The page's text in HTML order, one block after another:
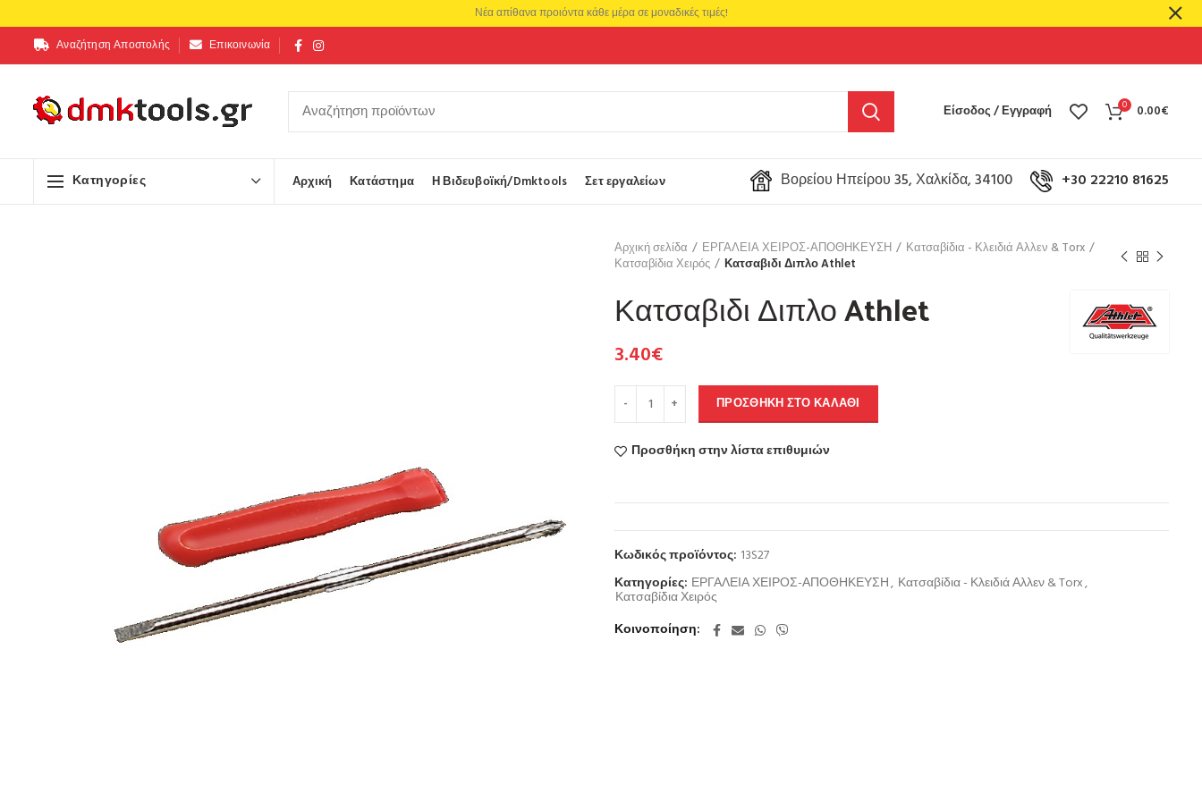
Αναζήτηση Αποστολής Επικοινωνία
Είσοδος / Εγγραφή 0 0.00€
Κατηγορίες Αρχική Κατάστημα Η Βιδευβοϊκή/Dmktools Σετ εργαλείων Βορείου Ηπείρου 35, Χαλκίδα, 34100 +30 22210 81625
Αρχική σελίδα ΕΡΓΑΛΕΙΑ ΧΕΙΡΟΣ-ΑΠΟΘΗΚΕΥΣΗ
Κατσαβίδια - Κλειδιά Αλλεν & Torx
Κατσαβίδια Χειρός
Κατσαβιδι Διπλο Athlet
Κατσαβιδι Διπλο Athlet
3.40€
ΠΡΟΣΘΉΚΗ ΣΤΟ ΚΑΛΆΘΙ
Προσθήκη στην λίστα επιθυμιών
Κωδικός προϊόντος: 13S27
Κατηγορίες: ΕΡΓΑΛΕΙΑ ΧΕΙΡΟΣ-ΑΠΟΘΗΚΕΥΣΗ, Κατσαβίδια - Κλειδιά Αλλεν & Torx,
Κατσαβίδια Χειρός
Κοινοποίηση
Νέα απίθανα προιόντα κάθε μέρα σε μοναδικές τιμές!